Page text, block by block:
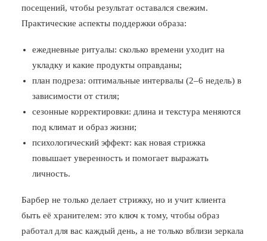
посещений, чтобы результат оставался свежим.
Практические аспекты поддержки образа:
ежедневные ритуалы: сколько времени уходит на
укладку и какие продукты оправданы;
план подреза: оптимальные интервалы (2–6 недель) в
зависимости от стиля;
сезонные корректировки: длина и текстура меняются
под климат и образ жизни;
психологический эффект: как новая стрижка
повышает уверенность и помогает выражать
личность.
Барбер не только делает стрижку, но и учит клиента
быть её хранителем: это ключ к тому, чтобы образ
работал для вас каждый день, а не только вблизи зеркала